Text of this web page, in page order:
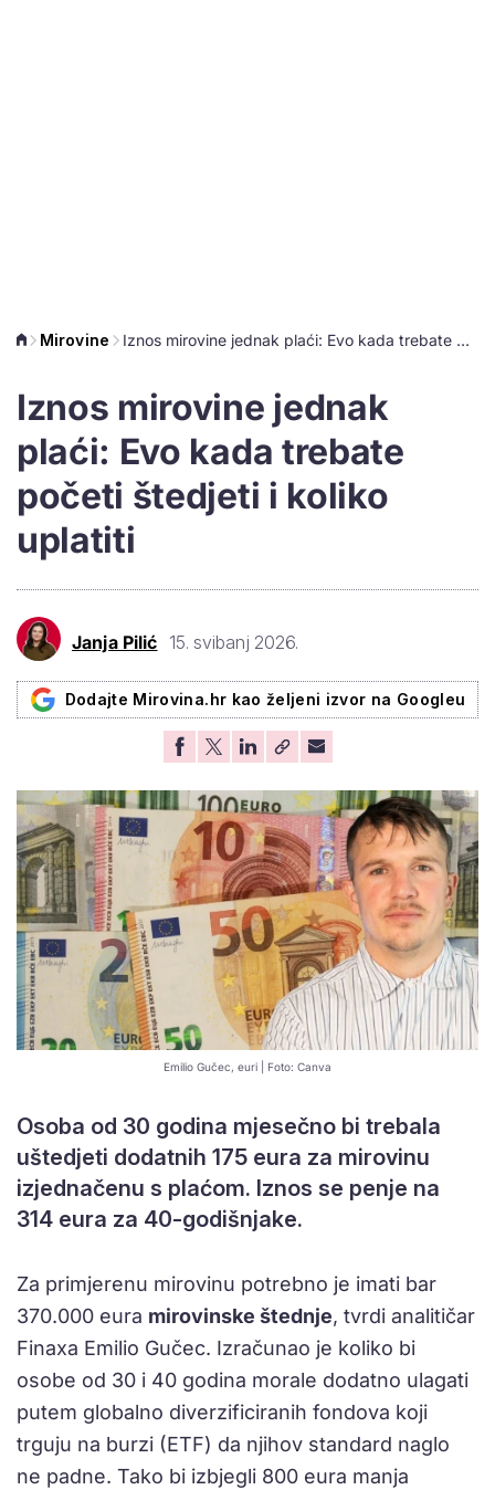
Mirovine Iznos mirovine jednak plaći: Evo kada trebate početi štedjeti i koliko uplatiti
Iznos mirovine jednak
plaći: Evo kada trebate
početi štedjeti i koliko
uplatiti
Janja Pilić 15. svibanj 2026.
Dodajte Mirovina.hr kao željeni izvor na Googleu
Emilio Gučec, euri | Foto: Canva
Osoba od 30 godina mjesečno bi trebala
uštedjeti dodatnih 175 eura za mirovinu
izjednačenu s plaćom. Iznos se penje na
314 eura za 40-godišnjake.
Za primjerenu mirovinu potrebno je imati bar
370.000 eura mirovinske štednje, tvrdi analitičar
Finaxa Emilio Gučec. Izračunao je koliko bi
osobe od 30 i 40 godina morale dodatno ulagati
putem globalno diverzificiranih fondova koji
trguju na burzi (ETF) da njihov standard naglo
ne padne. Tako bi izbjegli 800 eura manja